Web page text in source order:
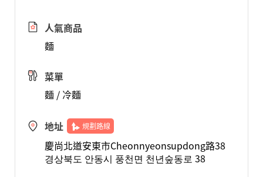
人氣商品
麵
菜單
麵 / 冷麵
地址 規劃路線
慶尚北道安東市Cheonnyeonsupdong路38
경상북도 안동시 풍천면 천년숲동로 38